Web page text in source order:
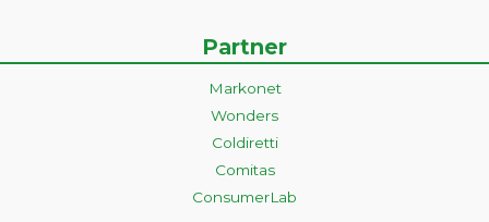
Partner
Markonet
Wonders
Coldiretti
Comitas
ConsumerLab